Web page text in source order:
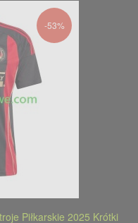
-53%
Piłkarskie 2025 Krótki